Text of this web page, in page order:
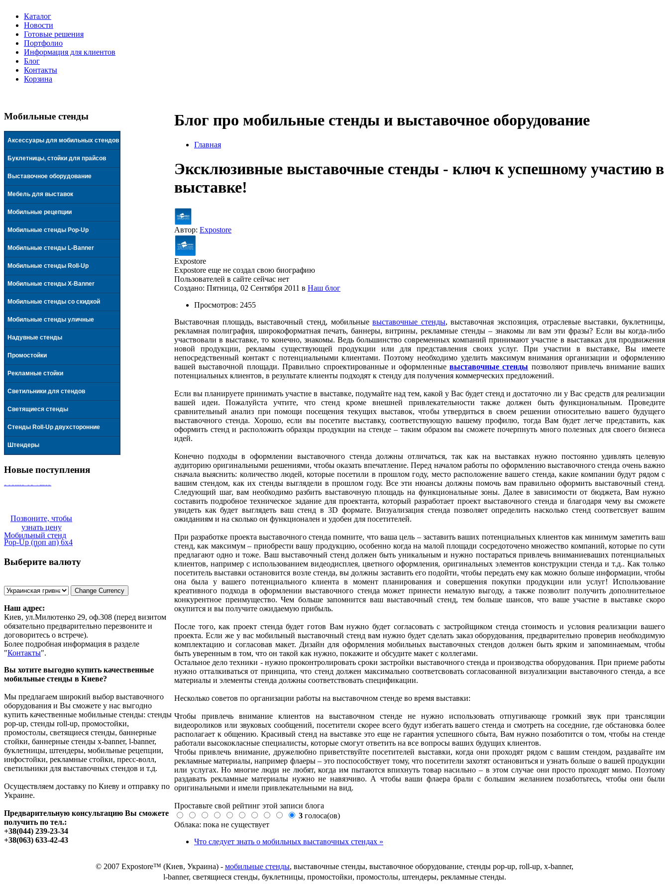
Каталог
Новости
Готовые решения
Портфолио
Информация для клиентов
Блог
Контакты
Корзина
Мобильные стенды
Аксессуары для мобильных стендов
Буклетницы, стойки для прайсов
Выставочное оборудование
Мебель для выставок
Мобильные рецепции
Мобильные стенды Pop-Up
Мобильные стенды L-Banner
Мобильные стенды Roll-Up
Мобильные стенды X-Banner
Мобильные стенды со скидкой
Мобильные стенды уличные
Надувные стенды
Промостойки
Рекламные стойки
Светильники для стендов
Светящиеся стенды
Стенды Roll-Up двухсторонние
Штендеры
Новые поступления
Промостойка eXpa
Promo-X vario
Позвоните, чтобы
узнать цену
Мобильный стенд
Pop-Up (поп ап) 6x4
секции eXpa
Позвоните, чтобы
узнать цену
Мобильный стенд
Pop-Up (поп ап) 5x4
секции eXpa
Позвоните, чтобы
узнать цену
Мобильный поп-ап
стенд 3х3 (б/у)
Позвоните, чтобы
Светильник для
выставочных стендов
из профиля
OCTANORM
Выберите валюту
Наш адрес:
Киев, ул.Милютенко 29, оф.308 (перед визитом
обязательно предварительно перезвоните и
договоритесь о встрече).
Более подробная информация в разделе
"Контакты".
Вы хотите выгодно купить качественные
мобильные стенды в Киеве?
Мы предлагаем широкий выбор выставочного
оборудования и Вы сможете у нас выгодно
купить качественные мобильные стенды: стенды
pop-up, стенды roll-up, промостойки,
промостолы, светящиеся стенды, баннерные
стойки, баннерные стенды x-banner, l-banner,
буклетницы, штендеры, мобильные рецепции,
инфостойки, рекламные стойки, пресс-волл,
светильники для выставочных стендов и т.д.
Осуществляем доставку по Киеву и отправку по
Украине.
Предварительную консультацию Вы сможете
получить по тел.:
+38(044) 239-23-34
+38(063) 633-42-43
Блог про мобильные стенды и выставочное оборудование
Главная
Эксклюзивные выставочные стенды - ключ к успешному участию в
выставке!
Автор: Expostore
Expostore
Expostore еще не создал свою биографию
Пользователей в сайте сейчас нет
Создано: Пятница, 02 Сентября 2011 в Наш блог
Просмотров: 2455
Выставочная площадь, выставочный стенд, мобильныевыставочные стенды, выставочная экспозиция, отраслевые выставки, буклетницы,
рекламная полиграфия, широкоформатная печать, баннеры, витрины, рекламные стенды – знакомы ли вам эти фразы? Если вы когда-либо
участвовали в выставке, то конечно, знакомы. Ведь большинство современных компаний принимают участие в выставках для продвижения
новой продукции, рекламы существующей продукции или для представления своих услуг. При участии в выставке, Вы имеете
непосредственный контакт с потенциальными клиентами. Поэтому необходимо уделить максимум внимания организации и оформлению
вашей выставочной площади. Правильно спроектированные и оформленные выставочные стенды позволяют привлечь внимание ваших
потенциальных клиентов, в результате клиенты подходят к стенду для получения коммерческих предложений.
Если вы планируете принимать участие в выставке, подумайте над тем, какой у Вас будет стенд и достаточно ли у Вас средств для реализации
вашей идеи. Пожалуйста учтите, что стенд кроме внешней привлекательности также должен быть функциональным. Проведите
сравнительный анализ при помощи посещения текущих выставок, чтобы утвердиться в своем решении относительно вашего будущего
выставочного стенда. Хорошо, если вы посетите выставку, соответствующую вашему профилю, тогда Вам будет легче представить, как
оформить стенд и расположить образцы продукции на стенде – таким образом вы сможете почерпнуть много полезных для своего бизнеса
идей.
Конечно подходы в оформлении выставочного стенда должны отличаться, так как на выставках нужно постоянно удивлять целевую
аудиторию оригинальными решениями, чтобы оказать впечатление. Перед началом работы по оформлению выставочного стенда очень важно
сначала выяснить: количество людей, которые посетили в прошлом году, место расположение вашего стенда, какие компании будут рядом с
вашим стендом, как их стенды выглядели в прошлом году. Все эти нюансы должны помочь вам правильно оформить выставочный стенд.
Следующий шаг, вам необходимо разбить выставочную площадь на функциональные зоны. Далее в зависимости от бюджета, Вам нужно
составить подробное техническое задание для проектанта, который разработает проект выставочного стенда и благодаря чему вы сможете
увидеть как будет выглядеть ваш стенд в 3D формате. Визуализация стенда позволяет определить насколько стенд соответсвует вашим
ожиданиям и на сколько он функционален и удобен для посетителей.
При разработке проекта выставочного стенда помните, что ваша цель – заставить ваших потенциальных клиентов как минимум заметить ваш
стенд, как максимум – приобрести вашу продукцию, особенно когда на малой площади сосредоточено множество компаний, которые по сути
предлагают одно и тоже. Ваш выставочный стенд должен быть уникальным и нужно постараться привлечь вниманиеваших потенциальных
клиентов, например с использованием видеодисплея, цветного оформления, оригинальных элементов конструкции стенда и т.д.. Как только
посетитель выставки остановится возле стенда, вы должны заставить его подойти, чтобы передать ему как можно больше информации, чтобы
она была у вашего потенциального клиента в момент планирования и совершения покупки продукции или услуг! Использование
креативного подхода в оформлении выставочного стенда может принести немалую выгоду, а также позволит получить дополнительное
конкурентное преимущество. Чем больше запомнится ваш выставочный стенд, тем больше шансов, что ваше участие в выставке скоро
окупится и вы получите ожидаемую прибыль.
После того, как проект стенда будет готов Вам нужно будет согласовать с застройщиком стенда стоимость и условия реализации вашего
проекта. Если же у вас мобильный выставочный стенд вам нужно будет сделать заказ оборудования, предварительно проверив необходимую
комплектацию и согласовав макет. Дизайн для оформления мобильных выставочных стендов должен быть ярким и запоминаемым, чтобы
быть уверенным в том, что он такой как нужно, покажите и обсудите макет с коллегами.
Остальное дело техники - нужно проконтролировать сроки застройки выставочного стенда и производства оборудования. При приеме работы
нужно отталкиваться от принципа, что стенд должен максимально соответсвовать согласованной визуализации выставочного стенда, а все
материалы и элементы стенда должны соответствовать спецификации.
Несколько советов по организации работы на выставочном стенде во время выставки:
Чтобы привлечь внимание клиентов на выставочном стенде не нужно использовать отпугивающе громкий звук при трансляции
видеороликов или звуковых сообщений, посетители скорее всего будут избегать вашего стенда и смотреть на соседние, где обстановка более
располагает к общению. Красивый стенд на выставке это еще не гарантия успешного сбыта, Вам нужно позаботится о том, чтобы на стенде
работали высококласные специалисты, которые смогут ответить на все вопросы ваших будущих клиентов.
Чтобы привлечь внимание, дружелюбно приветствуйте посетителей выставки, когда они проходят рядом с вашим стендом, раздавайте им
рекламные материалы, например флаеры – это поспособствует тому, что посетители захотят остановиться и узнать больше о вашей продукции
или услугах. Но многие люди не любят, когда им пытаются впихнуть товар насильно – в этом случае они просто проходят мимо. Поэтому
раздавать рекламные материалы нужно не навязчиво. А чтобы ваши флаера брали с большим желанием позаботьтесь, чтобы они были
оригинальными и имели привлекательными на вид.
Проставьте свой рейтинг этой записи блога
3 голоса(ов)
Облака: пока не существует
Что следует знать о мобильных выставочных стендах »
© 2007 Expostore™ (Киев, Украина) - мобильные стенды, выставочные стенды, выставочное оборудование, стенды pop-up, roll-up, x-banner,
l-banner, светящиеся стенды, буклетницы, промостойки, промостолы, штендеры, рекламные стенды.